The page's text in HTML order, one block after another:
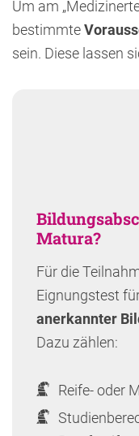
Um am
bestimmte
sein. Diese lassen
Matura?
Für die
Eignungstest
anerkannter
Dazu zählen:
Reife- oder